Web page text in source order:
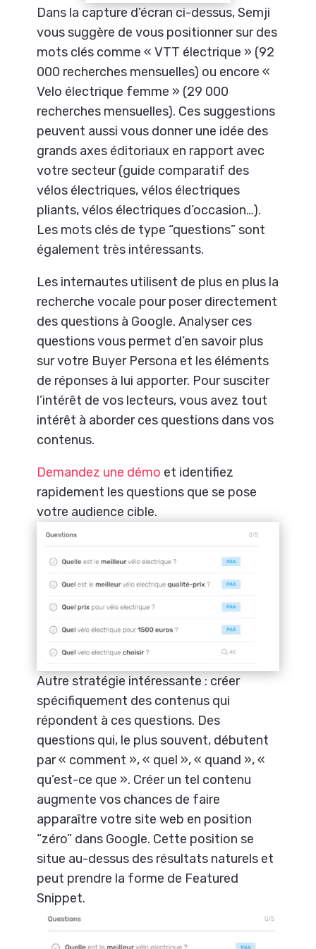
Dans la capture d’écran ci-dessus, Semji
vous suggère de vous positionner sur des
mots clés comme « VTT électrique » (92
000 recherches mensuelles) ou encore «
Velo électrique femme » (29 000
recherches mensuelles). Ces suggestions
peuvent aussi vous donner une idée des
grands axes éditoriaux en rapport avec
votre secteur (guide comparatif des
vélos électriques, vélos électriques
pliants, vélos électriques d’occasion…).
Les mots clés de type “questions” sont
également très intéressants.
Les internautes utilisent de plus en plus la
recherche vocale pour poser directement
des questions à Google. Analyser ces
questions vous permet d’en savoir plus
sur votre Buyer Persona et les éléments
de réponses à lui apporter. Pour susciter
l’intérêt de vos lecteurs, vous avez tout
intérêt à aborder ces questions dans vos
contenus.
Demandez une démo et identifiez
rapidement les questions que se pose
votre audience cible.
Autre stratégie intéressante : créer
spécifiquement des contenus qui
répondent à ces questions. Des
questions qui, le plus souvent, débutent
par « comment », « quel », « quand », «
qu’est-ce que ». Créer un tel contenu
augmente vos chances de faire
apparaître votre site web en position
“zéro” dans Google. Cette position se
situe au-dessus des résultats naturels et
peut prendre la forme de Featured
Snippet.